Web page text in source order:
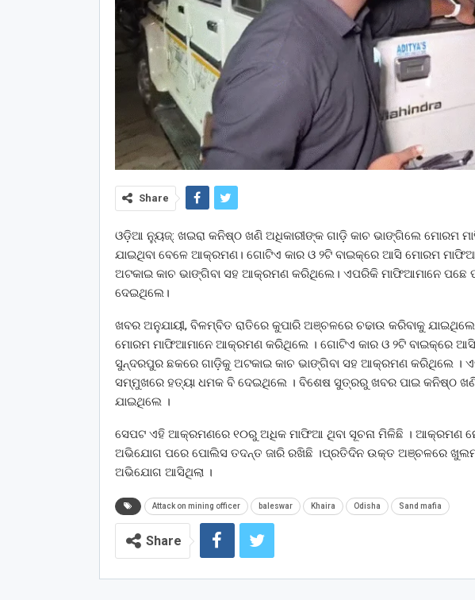
Share
ଓଡ଼ିଆ ନ୍ୟୁଜ୍: ଖଇରା କନିଷ୍ଠ ଖଣି ଅଧିକାରୀଙ୍କ ଗାଡ଼ି କାଚ ଭାଙ୍ଗିଲେ ମୋରମ
ଯାଇଥିବା ବେଳେ ଆକ୍ରମଣ। ଗୋଟିଏ କାର ଓ ୨ଟି ବାଇକ୍‌ରେ ଆସି ମୋରମ
ଅଟକାଇ କାଚ ଭାଙ୍ଗିବା ସହ ଆକ୍ରମଣ କରିଥିଲେ। ଏପରିକି ମାଫିଆମାନେ ପଛେ
ଦେଇଥିଲେ।
ଖବର ଅନୁଯାୟୀ, ବିଳମ୍ବିତ ରାତିରେ କୁପାରି ଅଞ୍ଚଳରେ ଚଢାଉ କରିବାକୁ
ମୋରମ ମାଫିଆମାନେ ଆକ୍ରମଣ କରିଥିଲେ । ଗୋଟିଏ କାର ଓ ୨ଟି
ସୁନ୍ଦରପୁର ଛକରେ ଗାଡ଼ିକୁ ଅଟକାଇ କାଚ ଭାଙ୍ଗିବା ସହ ଆକ୍ରମଣ କରିଥିଲେ ।
ସମ୍ମୁଖରେ ହତ୍ୟା ଧମକ ବି ଦେଇଥିଲେ । ବିଶେଷ ସୁତ୍ରରୁ ଖବର ପାଇ କନିଷ୍ଠ ଖଣି
ଯାଇଥିଲେ ।
ସେପଟ ଏହି ଆକ୍ରମଣରେ ୧୦ରୁ ଅଧିକ ମାଫିଆ ଥିବା ସୂଚନା ମିଳିଛି । ଆକ୍ରମଣ
ଅଭିଯୋଗ ପରେ ପୋଲିସ ତଦନ୍ତ ଜାରି ରଖିଛି ।ପ୍ରତିଦିନ ଉକ୍ତ ଅଞ୍ଚଳରେ
ଅଭିଯୋଗ ଆସିଥିଲା ।
Attack on mining officer baleswar Khaira Odisha Sand mafia
Share